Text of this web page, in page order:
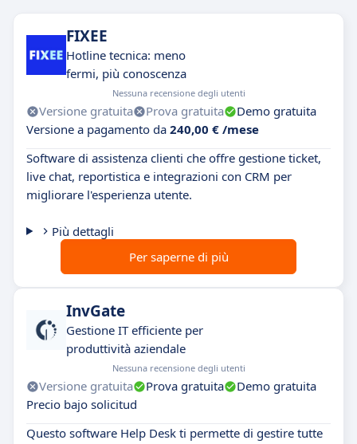
FIXEE
Hotline tecnica: meno
fermi, più conoscenza
Nessuna recensione degli utenti
Versione gratuita Prova gratuita
Demo gratuita
Versione a pagamento da 240,00 € /mese
Software di assistenza clienti che offre gestione ticket,
live chat, reportistica e integrazioni con CRM per
migliorare l'esperienza utente.
Più dettagli
Per saperne di più
InvGate
Gestione IT efficiente per
produttività aziendale
Nessuna recensione degli utenti
Versione gratuita Prova gratuita
Demo gratuita
Precio bajo solicitud
Questo software Help Desk ti permette di gestire tutte